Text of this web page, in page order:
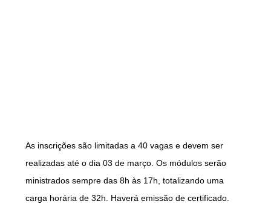
As inscrições são limitadas a 40 vagas e devem ser
realizadas até o dia 03 de março. Os módulos serão
ministrados sempre das 8h às 17h, totalizando uma
carga horária de 32h. Haverá emissão de certificado.